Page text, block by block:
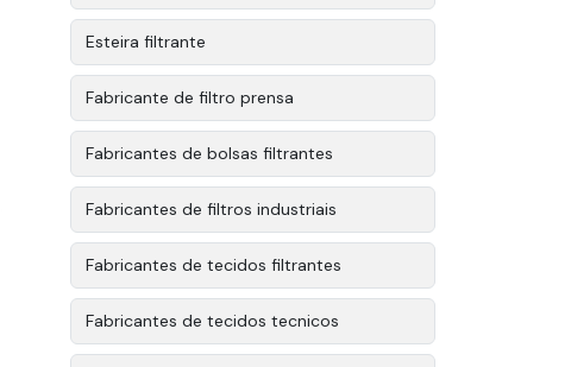
Esteira filtrante
Fabricante de filtro prensa
Fabricantes de bolsas filtrantes
Fabricantes de filtros industriais
Fabricantes de tecidos filtrantes
Fabricantes de tecidos tecnicos